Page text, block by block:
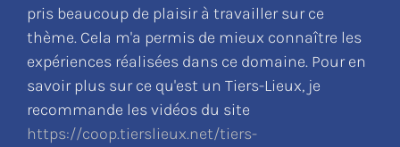
pris beaucoup de plaisir à travailler sur ce
thème. Cela m'a permis de mieux connaître les
expériences réalisées dans ce domaine. Pour en
savoir plus sur ce qu'est un Tiers-Lieux, je
recommande les vidéos du site
https://coop.tierslieux.net/tiers-